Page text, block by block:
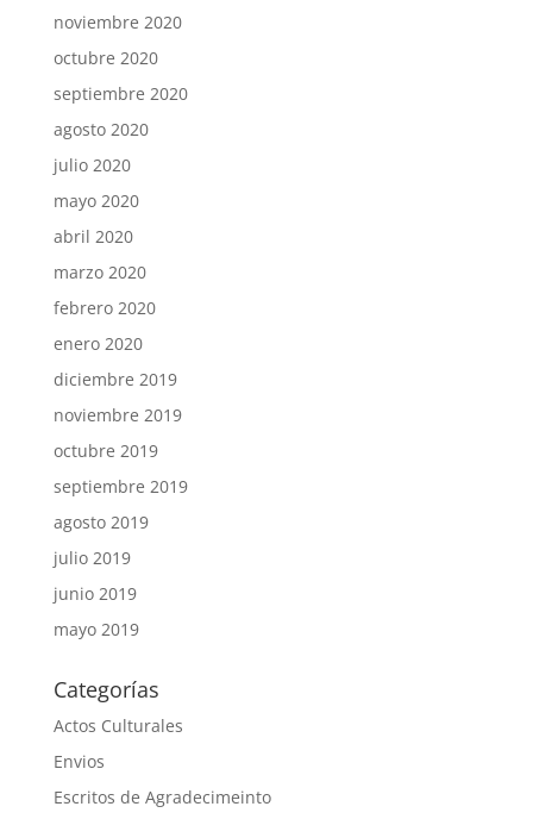
noviembre 2020
octubre 2020
septiembre 2020
agosto 2020
julio 2020
mayo 2020
abril 2020
marzo 2020
febrero 2020
enero 2020
diciembre 2019
noviembre 2019
octubre 2019
septiembre 2019
agosto 2019
julio 2019
junio 2019
mayo 2019
Categorías
Actos Culturales
Envios
Escritos de Agradecimeinto